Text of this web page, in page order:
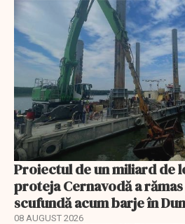
Proiectul de un miliard de
proteja Cernavodă a
scufundă acum barje în
08 AUGUST 2026